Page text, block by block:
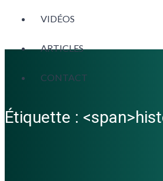
VIDÉOS
ARTICLES
CONTACT
Étiquette :